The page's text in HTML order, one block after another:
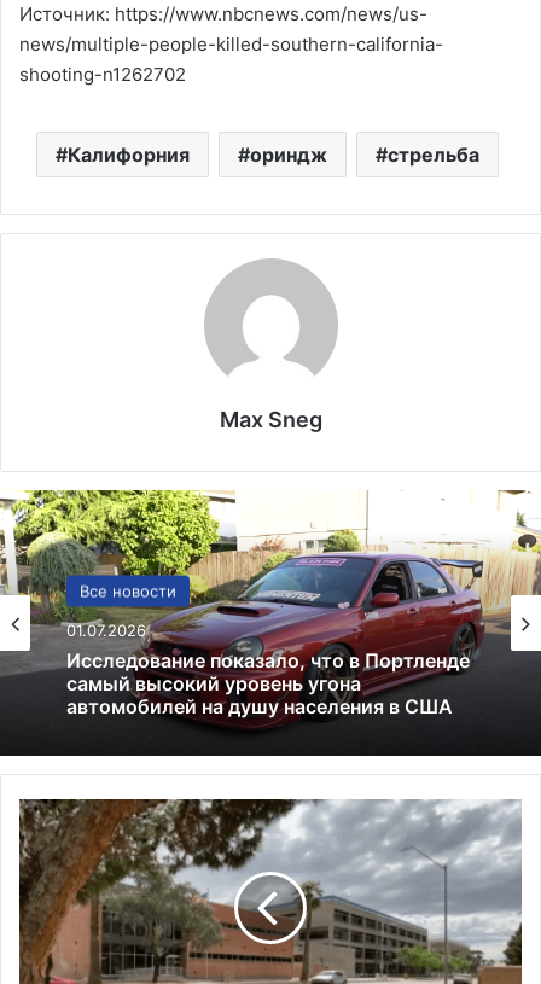
Источник: https://www.nbcnews.com/news/us-
news/multiple-people-killed-southern-california-
shooting-n1262702
Калифорния ориндж стрельба
Max Sneg
Все новости
01.07.2026
Исследование показало, что в Портленде
самый высокий уровень угона
автомобилей на душу населения в США
США
13.06.2025
Америка имеет огромный избыток сыра
7
1
9
0
0
0
а